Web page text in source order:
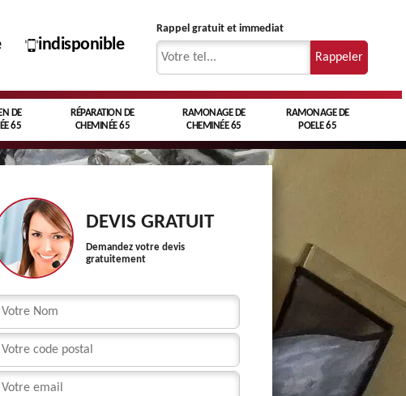
indisponible
Rappel gratuit et immediat
DE
65
RÉPARATION DE
CHEMINÉE 65
RAMONAGE DE
CHEMINÉE 65
RAMONAGE DE
POELE 65
DEVIS GRATUIT
Demandez votre devis
gratuitement